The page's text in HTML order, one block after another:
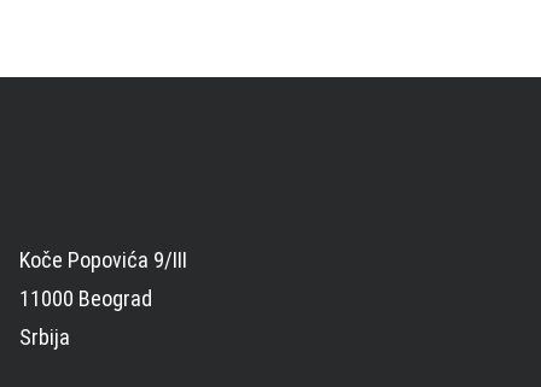
Koče Popovića 9/III
11000 Beograd
Srbija